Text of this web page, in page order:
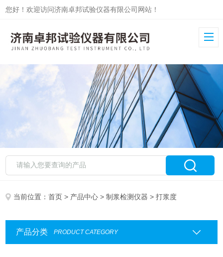
您好！欢迎访问济南卓邦试验仪器有限公司网站！
当前位置：首页 > 产品中心 >制浆检测仪器 > 打浆度
产品分类 PRODUCT CATEGORY